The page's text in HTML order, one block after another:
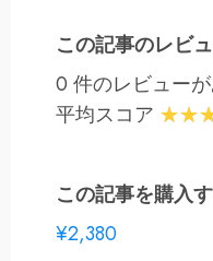
この記事のレビ
0 件のレビュー
平均スコア
この記事を購入
¥2,380